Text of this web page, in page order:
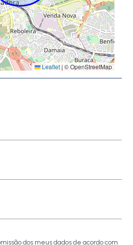
Leaflet | © OpenStreetMap
dos meus dados de acordo com